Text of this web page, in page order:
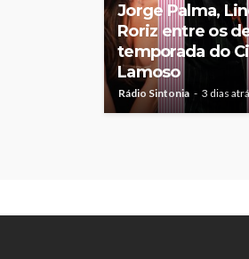
Jorge Palma,
Roriz entre os
temporada do
Lamoso
Rádio Sintonia 3 dias